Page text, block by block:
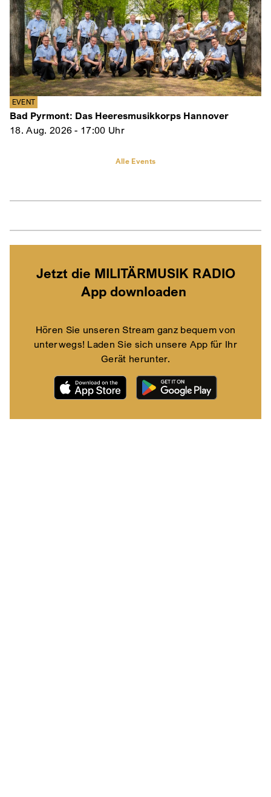
EVENT
Bad Pyrmont: Das Heeresmusikkorps Hannover
18. Aug. 2026 - 17:00 Uhr
Alle Events
Jetzt die MILITÄRMUSIK RADIO
App downloaden
Hören Sie unseren Stream ganz bequem von
unterwegs! Laden Sie sich unsere App für Ihr
Gerät herunter.